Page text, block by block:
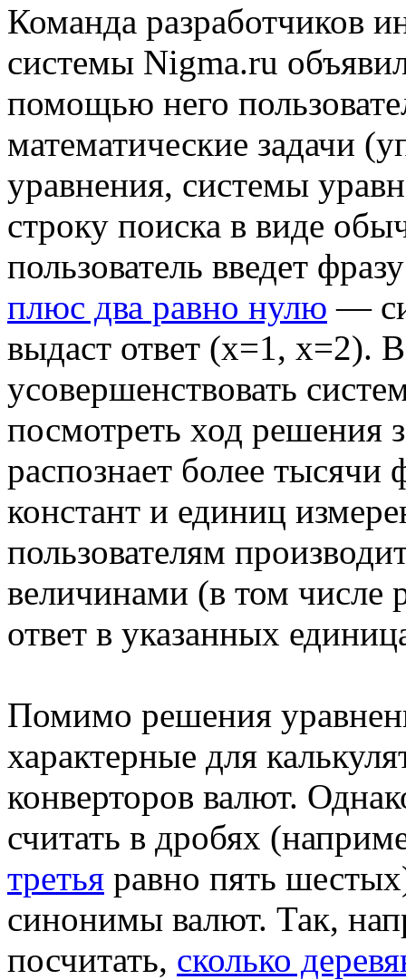
Команда разработчиков
системы Nigma.ru
помощью него
математические задачи
уравнения, системы
строку поиска в виде
пользователь введет
плюс два равно нулю —
выдаст ответ (x=1, x=2).
усовершенствовать
посмотреть ход решения
распознает более тысячи
констант и единиц
пользователям
величинами (в том числе
ответ в указанных
Помимо решения
характерные для
конверторов валют.
считать в дробях
третья равно пять
синонимы валют. Так,
посчитать, сколько